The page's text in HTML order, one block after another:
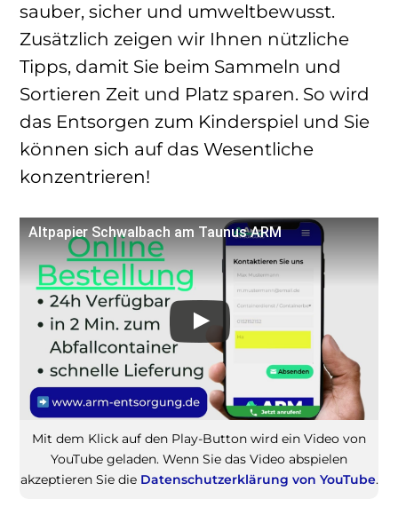
sauber, sicher und umweltbewusst.
Zusätzlich zeigen wir Ihnen nützliche
Tipps, damit Sie beim Sammeln und
Sortieren Zeit und Platz sparen. So wird
das Entsorgen zum Kinderspiel und Sie
können sich auf das Wesentliche
konzentrieren!
Altpapier Schwalbach am Taunus ARM
Mit dem Klick auf den Play-Button wird ein Video von
YouTube geladen. Wenn Sie das Video abspielen
akzeptieren Sie die Datenschutzerklärung von YouTube.